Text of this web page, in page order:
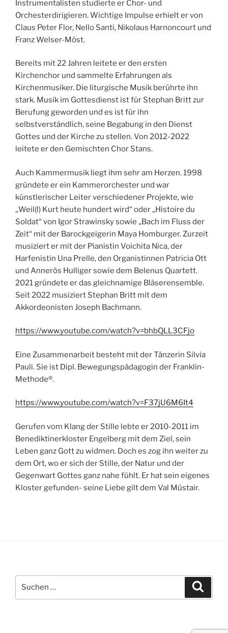
Instrumentalisten studierte er Chor- und
Orchesterdirigieren. Wichtige Impulse erhielt er von
Claus Peter Flor, Nello Santi, Nikolaus Harnoncourt und
Franz Welser-Möst.
Bereits mit 22 Jahren leitete er den ersten
Kirchenchor und sammelte Erfahrungen als
Kirchenmusiker. Die liturgische Musik berührte ihn
stark. Musik im Gottesdienst ist für Stephan Britt zur
Berufung geworden und es ist für ihn
selbstverständlich, seine Begabung in den Dienst
Gottes und der Kirche zu stellen. Von 2012-2022
leitete er den Gemischten Chor Stans.
Auch Kammermusik liegt ihm sehr am Herzen. 1998
gründete er ein Kammerorchester und war
künstlerischer Leiter verschiedener Projekte, wie
„Weil(l) Kurt heute hundert wird“ oder „Histoire du
Soldat“ von Igor Strawinsky sowie „Bach im Fluss der
Zeit“ mit der Barockgeigerin Maya Homburger. Zurzeit
musiziert er mit der Pianistin Voichita Nica, der
Harfenistin Una Prelle, den Organistinnen Patricia Ott
und Annerös Hulliger sowie dem Belenus Quartett.
2021 gründete er das gleichnamige Bläserensemble.
Seit 2022 musiziert Stephan Britt mit dem
Akkordeonisten Joseph Bachmann.
https://www.youtube.com/watch?v=bhbQLL3CFjo
Eine Zusammenarbeit besteht mit der Tänzerin Silvia
Pauli. Sie ist Dipl. Bewegungspädagogin der Franklin-
Methode®.
https://www.youtube.com/watch?v=F37jU6M6It4
Gerufen vom Klang der Stille lebte er 2010-2011 im
Benediktinerkloster Engelberg mit dem Ziel, sein
Leben ganz Gott zu widmen. Doch es zog ihn weiter zu
dem Ort, wo er sich der Stille, der Natur und der
Gegenwart Gottes ganz nahe fühlt. Er hat sein eigenes
Kloster gefunden- seine Liebe gilt dem Val Müstair.
nach: